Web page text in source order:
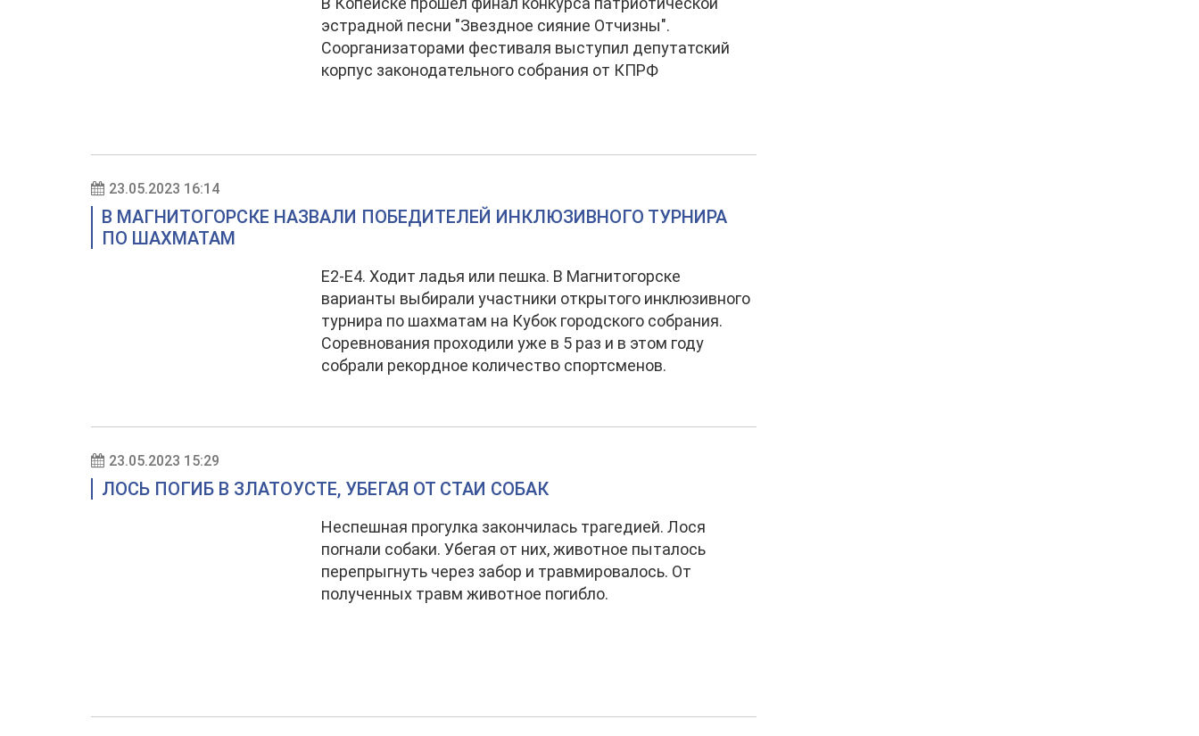
эстрадной песни "Звездное сияние Отчизны".
Соорганизаторами фестиваля выступил депутатский
корпус законодательного собрания от КПРФ
23.05.2023 16:14
В МАГНИТОГОРСКЕ НАЗВАЛИ ПОБЕДИТЕЛЕЙ ИНКЛЮЗИВНОГО ТУРНИРА
ПО ШАХМАТАМ
Е2-Е4. Ходит ладья или пешка. В Магнитогорске
варианты выбирали участники открытого инклюзивного
турнира по шахматам на Кубок городского собрания.
Соревнования проходили уже в 5 раз и в этом году
собрали рекордное количество спортсменов.
23.05.2023 15:29
ЛОСЬ ПОГИБ В ЗЛАТОУСТЕ, УБЕГАЯ ОТ СТАИ СОБАК
Неспешная прогулка закончилась трагедией. Лося
погнали собаки. Убегая от них, животное пыталось
перепрыгнуть через забор и травмировалось. От
полученных травм животное погибло.